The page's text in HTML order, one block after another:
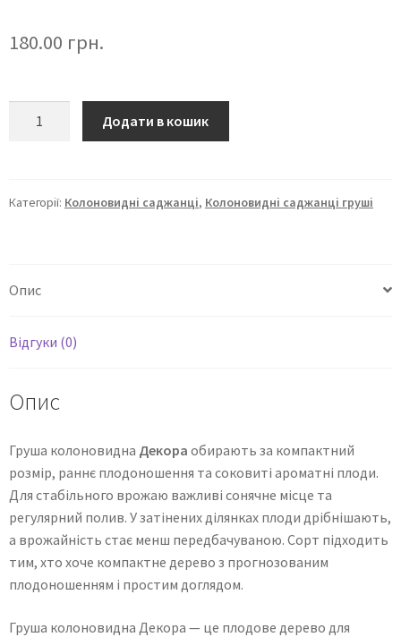
180.00 грн.
Додати в кошик
Категорії: Колоновидні саджанці, Колоновидні саджанці груші
Опис
Відгуки (0)
Опис
Груша колоновидна Декора обирають за компактний
розмір, раннє плодоношення та соковиті ароматні плоди.
Для стабільного врожаю важливі сонячне місце та
регулярний полив. У затінених ділянках плоди дрібнішають,
а врожайність стає менш передбачуваною. Сорт підходить
тим, хто хоче компактне дерево з прогнозованим
плодоношенням і простим доглядом.
Груша колоновидна Декора — це плодове дерево для